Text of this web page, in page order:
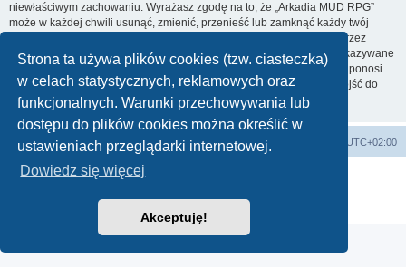
Strona ta używa plików cookies (tzw. ciasteczka)
w celach statystycznych, reklamowych oraz
funkcjonalnych. Warunki przechowywania lub
dostępu do plików cookies można określić w
ustawieniach przeglądarki internetowej.
Dowiedz się więcej
Akceptuję!
niewłaściwym zachowaniu. Wyrażasz zgodę na to, że „Arkadia MUD RPG”
może w każdej chwili usunąć, zmienić, przenieść lub zamknąć każdy twój
temat, post. Wyrażasz zgodę na zapisywanie wszystkich podanych przez
ciebie informacji w naszej bazie danych. Informacje te nie będą przekazywane
nikomu bez twojej zgody, ale ani „Arkadia MUD RPG”, ani phpBB nie ponosi
odpowiedzialności za włamania do witryny, podczas których może dojść do
kradzieży danych.
arkadia.rpg.pl Forum UTC+02:00
Technologię dostarcza